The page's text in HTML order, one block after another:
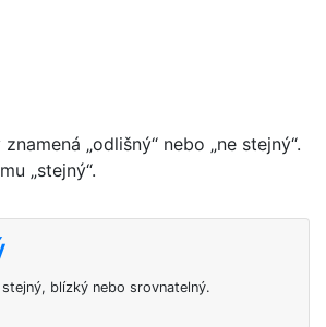
„odlišný“ nebo „ne stejný“.
„stejný“.
blízký nebo srovnatelný.